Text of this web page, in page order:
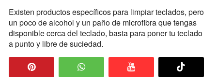
Existen productos específicos para limpiar teclados, pero
un poco de alcohol y un paño de microfibra que tengas
disponible cerca del teclado, basta para poner tu teclado
a punto y libre de suciedad.